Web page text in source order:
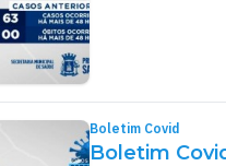
Boletim Covid
Boletim